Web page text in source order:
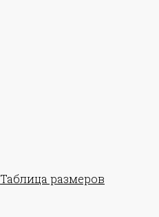
Таблица размеров